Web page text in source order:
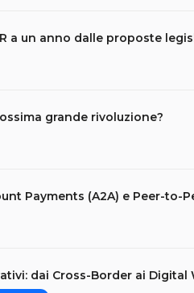
a un anno dalle proposte
grande rivoluzione?
Payments (A2A) e Peer-to-
dai Cross-Border ai Digital